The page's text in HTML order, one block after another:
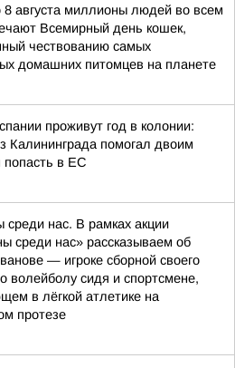
8 августа миллионы людей во всем
Всемирный день кошек,
чествованию самых
домашних питомцев на планете
проживут год в колонии:
Калининграда помогал двоим
попасть в ЕС
среди нас. В рамках акции
среди нас» рассказываем об
— игроке сборной своего
волейболу сидя и спортсмене,
в лёгкой атлетике на
протезе